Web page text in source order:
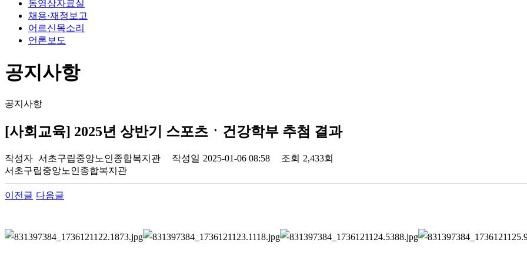
동영상자료실
채용·재정보고
어르신목소리
언론보도
공지사항
공지사항
[사회교육] 2025년 상반기 스포츠ㆍ건강학부 추첨 결과
작성자 서초구립중앙노인종합복지관 작성일 2025-01-06 08:58 조회 2,433회
서초구립중앙노인종합복지관
이전글 다음글